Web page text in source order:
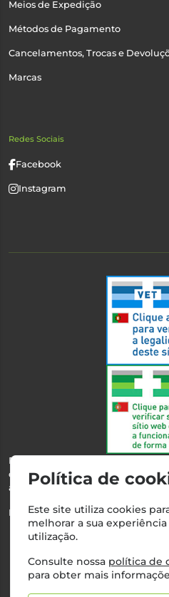
Meios de Expedição
Métodos de Pagamento
Cancelamentos, Trocas e
Marcas
Redes Sociais
Facebook
Instagram
Esta farmácia encontra-se
dispensa de medicamentos e
através da internet.
Nº Infarmed: 21 798 7100
Direção Técnica:
NIPC:510103669 | Teresa
Alvará
©2026 Todos os
Política de
Este site utiliza cookies
melhorar a sua experiência
utilização.
Consulte nossa política de
para obter mais